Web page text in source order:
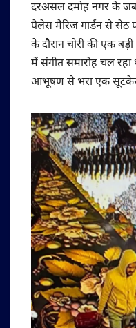
दरअसल दमोह नगर के
पैलेस मैरिज गार्डन से सेठ
के दौरान चोरी की एक
में संगीत समारोह चल
आभूषण से भरा एक सूटकेस